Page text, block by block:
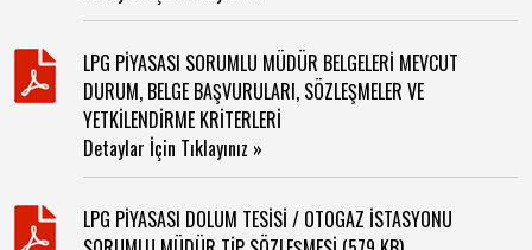
LPG PİYASASI SORUMLU MÜDÜR BELGELERİ MEVCUT
DURUM, BELGE BAŞVURULARI, SÖZLEŞMELER VE
YETKİLENDİRME KRİTERLERİ
Detaylar İçin Tıklayınız »
LPG PİYASASI DOLUM TESİSİ / OTOGAZ İSTASYONU